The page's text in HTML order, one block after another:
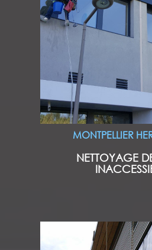
MONTPELLIER
NETTOYAGE